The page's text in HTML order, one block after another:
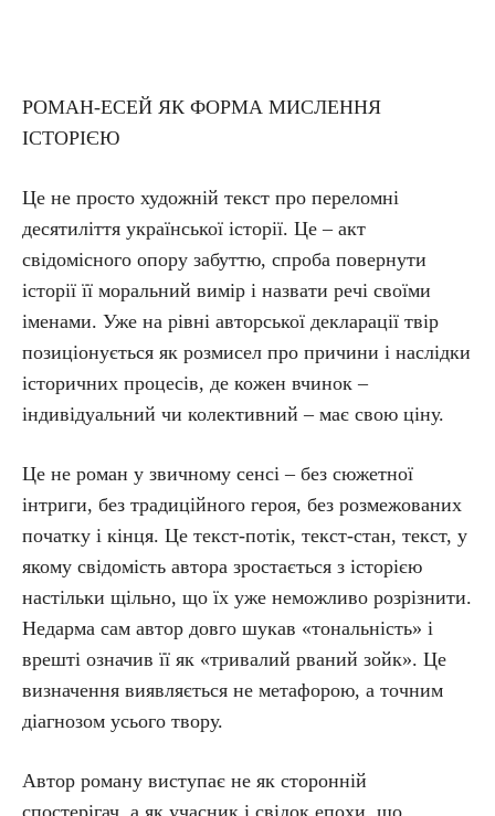
РОМАН-ЕСЕЙ ЯК ФОРМА МИСЛЕННЯ
ІСТОРІЄЮ
Це не просто художній текст про переломні
десятиліття української історії. Це – акт
свідомісного опору забуттю, спроба повернути
історії її моральний вимір і назвати речі своїми
іменами. Уже на рівні авторської декларації твір
позиціонується як розмисел про причини і наслідки
історичних процесів, де кожен вчинок –
індивідуальний чи колективний – має свою ціну.
Це не роман у звичному сенсі – без сюжетної
інтриги, без традиційного героя, без розмежованих
початку і кінця. Це текст-потік, текст-стан, текст, у
якому свідомість автора зростається з історією
настільки щільно, що їх уже неможливо розрізнити.
Недарма сам автор довго шукав «тональність» і
врешті означив її як «тривалий рваний зойк». Це
визначення виявляється не метафорою, а точним
діагнозом усього твору.
Автор роману виступає не як сторонній
спостерігач, а як учасник і свідок епохи, що